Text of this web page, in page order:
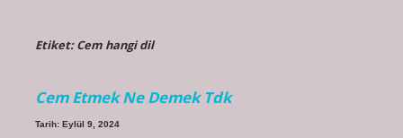
Etiket:Cem hangi dil
Cem Etmek Ne Demek Tdk
Tarih: Eylül 9, 2024